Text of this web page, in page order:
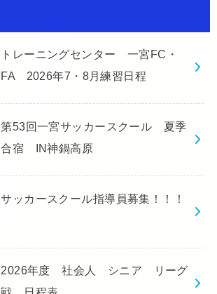
トレーニングセンター 一宮FC・
FA 2026年7・8月練習日程
第53回一宮サッカースクール 夏季
合宿 IN神鍋高原
サッカースクール指導員募集！！！
2026年度 社会人 シニア リーグ